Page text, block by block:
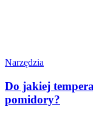
Narzędzia
Do jakiej
pomidory?